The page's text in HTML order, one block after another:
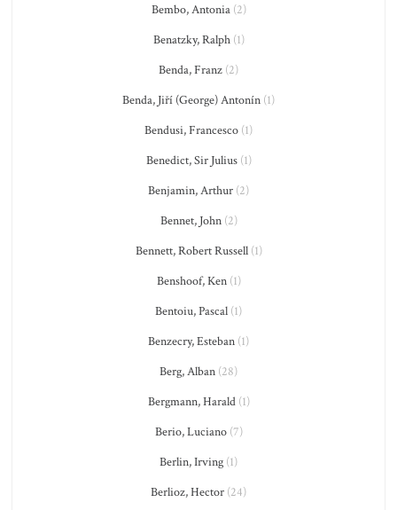
Bembo, Antonia(2)
Benatzky, Ralph(1)
Benda, Franz (2)
Benda, Jiří (George) Antonín (1)
Bendusi, Francesco (1)
Benedict, Sir Julius(1)
Benjamin, Arthur (2)
Bennet, John(2)
Bennett, Robert Russell(1)
Benshoof, Ken(1)
Bentoiu, Pascal (1)
Benzecry, Esteban (1)
Berg, Alban (28)
Bergmann, Harald(1)
Berio, Luciano(7)
Berlin, Irving (1)
Berlioz, Hector (24)